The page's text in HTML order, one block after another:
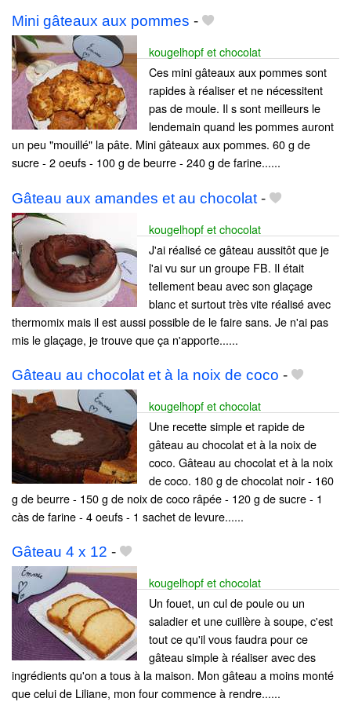
Mini gâteaux aux pommes -
kougelhopf et chocolat
Ces mini gâteaux aux pommes sont
rapides à réaliser et ne nécessitent
pas de moule. Il s sont meilleurs le
lendemain quand les pommes auront
un peu "mouillé" la pâte. Mini gâteaux aux pommes. 60 g de
sucre - 2 oeufs - 100 g de beurre - 240 g de farine......
Gâteau aux amandes et au chocolat -
kougelhopf et chocolat
J'ai réalisé ce gâteau aussitôt que je
l'ai vu sur un groupe FB. Il était
tellement beau avec son glaçage
blanc et surtout très vite réalisé avec
thermomix mais il est aussi possible de le faire sans. Je n'ai pas
mis le glaçage, je trouve que ça n'apporte......
Gâteau au chocolat et à la noix de coco -
kougelhopf et chocolat
Une recette simple et rapide de
gâteau au chocolat et à la noix de
coco. Gâteau au chocolat et à la noix
de coco. 180 g de chocolat noir - 160
g de beurre - 150 g de noix de coco râpée - 120 g de sucre - 1
càs de farine - 4 oeufs - 1 sachet de levure......
Gâteau 4 x 12 -
kougelhopf et chocolat
Un fouet, un cul de poule ou un
saladier et une cuillère à soupe, c'est
tout ce qu'il vous faudra pour ce
gâteau simple à réaliser avec des
ingrédients qu'on a tous à la maison. Mon gâteau a moins monté
que celui de Liliane, mon four commence à rendre......